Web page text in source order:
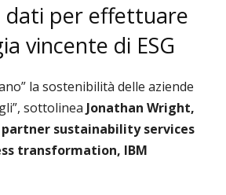
dati per effettuare
vincente di ESG
la sostenibilità delle aziende
sottolinea Jonathan Wright,
sustainability services
transformation, IBM